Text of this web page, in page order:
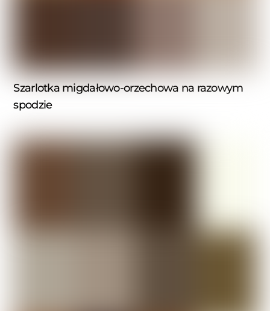
Szarlotka migdałowo-orzechowa na razowym
spodzie